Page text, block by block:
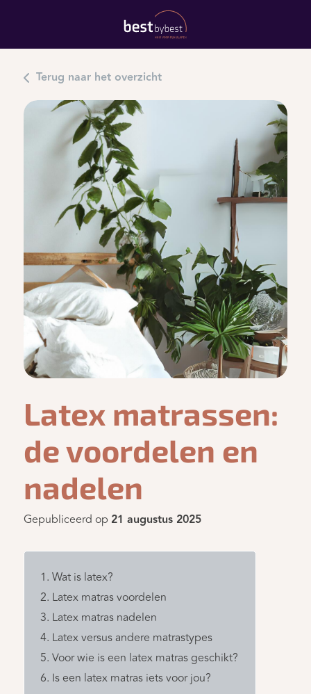
Terug naar het overzicht
Latex matrassen:
de voordelen en
nadelen
Gepubliceerd op 21 augustus 2025
Wat is latex?
Latex matras voordelen
Latex matras nadelen
Latex versus andere matrastypes
Voor wie is een latex matras geschikt?
Is een latex matras iets voor jou?